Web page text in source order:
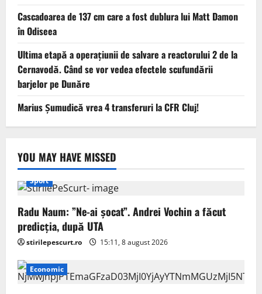
Cascadoarea de 137 cm care a fost dublura lui Matt Damon
în Odiseea
Ultima etapă a operațiunii de salvare a reactorului 2 de la
Cernavodă. Când se vor vedea efectele scufundării
barjelor pe Dunăre
Marius Șumudică vrea 4 transferuri la CFR Cluj!
YOU MAY HAVE MISSED
Sport
Radu Naum: ”Ne-ai șocat”. Andrei Vochin a făcut
predicția, după UTA
stirilepescurt.ro 15:11, 8 august 2026
Economic